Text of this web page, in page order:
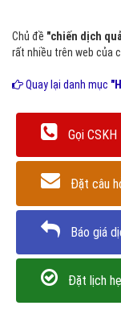
Chủ đề "chiến dịch
rất nhiều trên web của
Quay lại danh mục
Gọi CSKH
Đặt câu
Báo giá
Đặt lịch